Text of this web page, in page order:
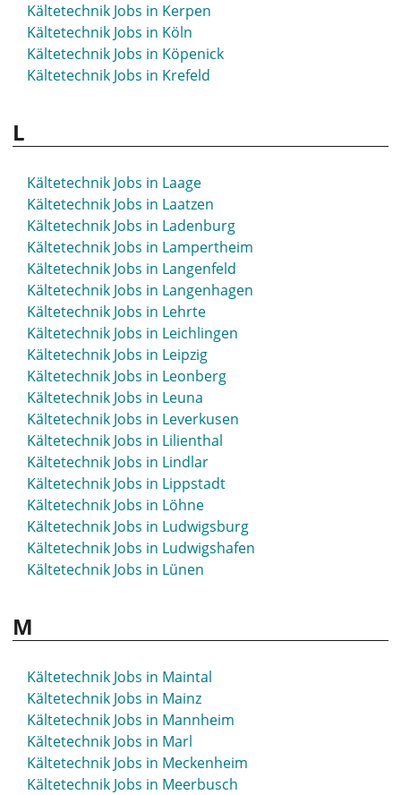
Kältetechnik Jobs in Kerpen
Kältetechnik Jobs in Köln
Kältetechnik Jobs in Köpenick
Kältetechnik Jobs in Krefeld
L
Kältetechnik Jobs in Laage
Kältetechnik Jobs in Laatzen
Kältetechnik Jobs in Ladenburg
Kältetechnik Jobs in Lampertheim
Kältetechnik Jobs in Langenfeld
Kältetechnik Jobs in Langenhagen
Kältetechnik Jobs in Lehrte
Kältetechnik Jobs in Leichlingen
Kältetechnik Jobs in Leipzig
Kältetechnik Jobs in Leonberg
Kältetechnik Jobs in Leuna
Kältetechnik Jobs in Leverkusen
Kältetechnik Jobs in Lilienthal
Kältetechnik Jobs in Lindlar
Kältetechnik Jobs in Lippstadt
Kältetechnik Jobs in Löhne
Kältetechnik Jobs in Ludwigsburg
Kältetechnik Jobs in Ludwigshafen
Kältetechnik Jobs in Lünen
M
Kältetechnik Jobs in Maintal
Kältetechnik Jobs in Mainz
Kältetechnik Jobs in Mannheim
Kältetechnik Jobs in Marl
Kältetechnik Jobs in Meckenheim
Kältetechnik Jobs in Meerbusch